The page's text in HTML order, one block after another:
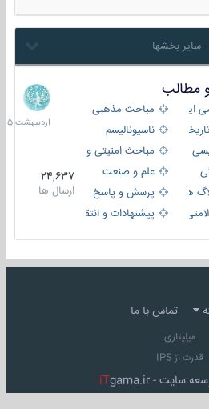
مباحث مذهبی
و مذهبیناسیونالیسم
مباحث امنیتی و اطلاعاتی
علم و صنعت
پرسش و پاسخ
پیشنهادات و انتقادات
24,637
ارسال ها
8
1405
تماس با ما
میلیتاری
قدرت از IPS
سايت - iTgama.ir